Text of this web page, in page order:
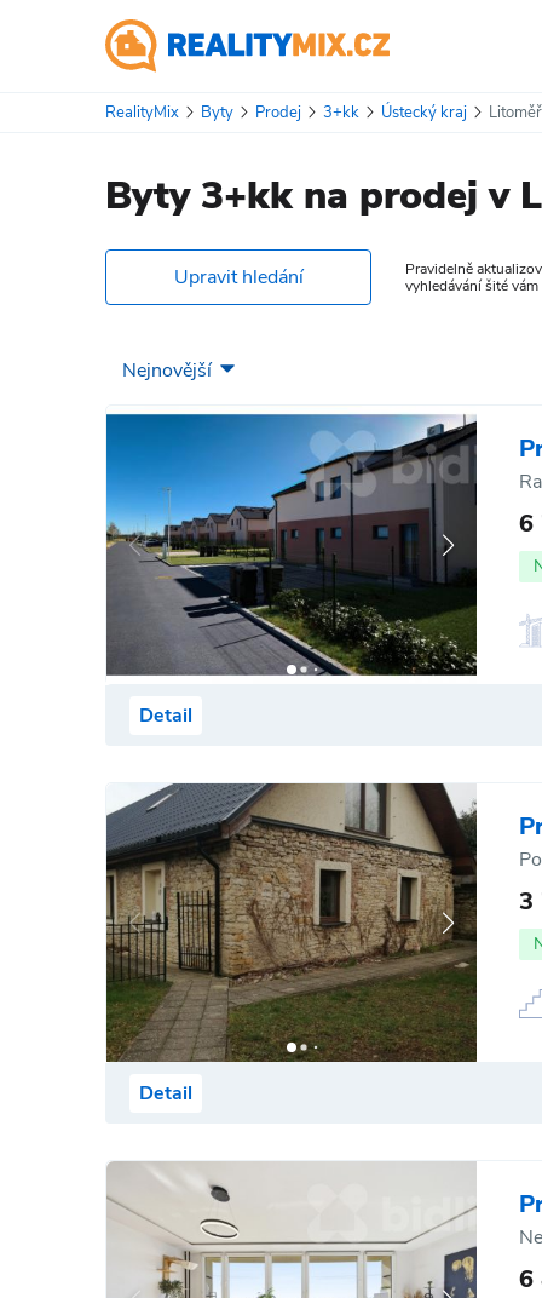
RealityMix Byty Prodej 3+kk Ústecký kraj
Byty 3+kk na prodej v
Upravit hledání
Pravidelně
vyhledávání šité
6
Detail
3
Detail
6